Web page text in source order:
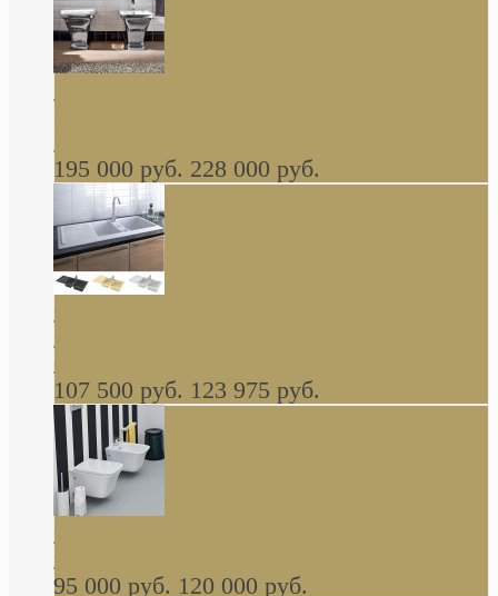
Butterfly Scarabeo КОМПЛЕКТ санфаянса
глянцевая платина В НАЛИЧИИ
195 000 руб. 228 000 руб.
керамическая мойка 1160 x 510 мм белая,
серая, черная, бежевая В НАЛИЧИИ
107 500 руб. 123 975 руб.
навесное КОМПЛЕКТ
95 000 руб. 120 000 руб.